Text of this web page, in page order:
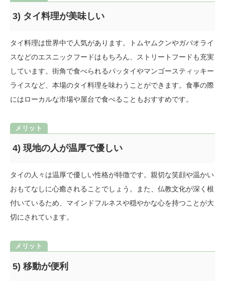
3) タイ料理が美味しい
タイ料理は世界中で人気があります。トムヤムクンやガパオライ
スなどのエスニックフードはもちろん、ストリートフードも充実
しています。街角で食べられるパッタイやマンゴースティッキー
ライスなど、本場のタイ料理を味わうことができます。食事の際
にはローカルな市場や屋台で食べることもおすすめです。
4) 現地の人が温厚で優しい
タイの人々は温厚で優しい性格が特徴です。親切な笑顔や温かい
おもてなしに心癒されることでしょう。また、仏教文化が深く根
付いているため、マインドフルネスや穏やかな心を持つことが大
切にされています。
5) 移動が便利